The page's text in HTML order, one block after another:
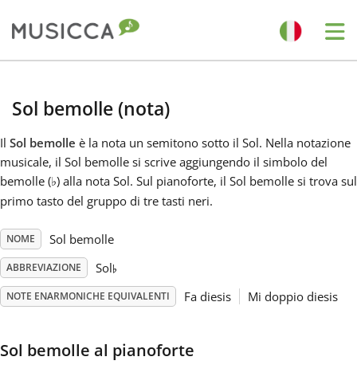
Dansk
Deutsch
English
Sol bemolle (nota)
Il Sol bemolle è la nota un semitono sotto il Sol. Nella notazione
musicale, il Sol bemolle si scrive aggiungendo il simbolo del
bemolle (♭) alla nota Sol. Sul pianoforte, il Sol bemolle si trova sul
primo tasto del gruppo di tre tasti neri.
NOME Sol bemolle
ABBREVIAZIONE Sol♭
NOTE ENARMONICHE EQUIVALENTI Fa diesis Mi doppio diesis
Sol bemolle al pianoforte